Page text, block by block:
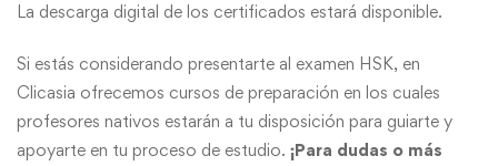
La descarga digital de los certificados estará disponible.
Si estás considerando presentarte al examen HSK, en
Clicasia ofrecemos cursos de preparación en los cuales
profesores nativos estarán a tu disposición para guiarte y
apoyarte en tu proceso de estudio. ¡Para dudas o más